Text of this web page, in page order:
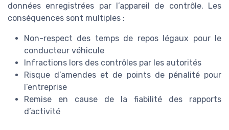
données enregistrées par l’appareil de contrôle. Les
conséquences sont multiples :
Non-respect des temps de repos légaux pour le
conducteur véhicule
Infractions lors des contrôles par les autorités
Risque d’amendes et de points de pénalité pour
l’entreprise
Remise en cause de la fiabilité des rapports
d’activité